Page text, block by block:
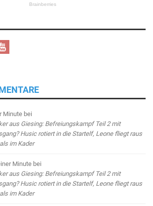
Minute bei
aus Giesing: Befreiungskampf Teil 2 mit
Husic rotiert in die Startelf, Leone fliegt raus
im Kader
Minute bei
aus Giesing: Befreiungskampf Teil 2 mit
Husic rotiert in die Startelf, Leone fliegt raus
im Kader